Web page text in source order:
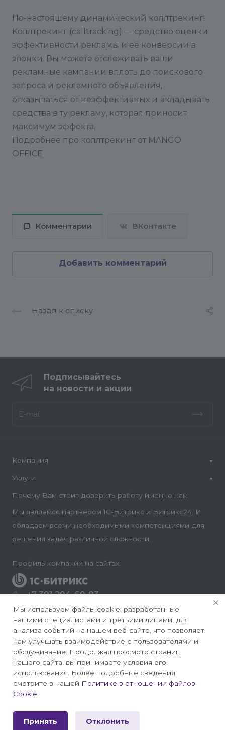
коллтрекинга в Личном кабинете MANGO
2. Верстка отображения номера должна быть
указана в стилях соответствующего блока сайта.
Модуль не изменяет эти стили, т.е. визуальное
отображение номера после включения модуля
коллтрекинга не изменяется.3. Номер для
отображения по умолчанию (на случай, если
перестал работать коллтрекинг) должен быть
указан в блоке на сайте. Т.е. удалять свой номер,
который был до установки модуля коллтрекинга
из кода сайта не нужно.
По-настоящему динамический коллтрекинг!
Коллтрекинг (calltracking) — средство оценки
эффективности рекламы и её конверсии в
звонки. Вы можете отслеживать ваши
рекламные кампании вплоть до поискового
запроса и рекламного объявления,
отказываться от неэффективных и вкладывать
средства в ту рекламу, которая приносит
максимум эффекта.
Подробнее про коллтрекинг от MANGO
OFFICE
Комментарии ВКонтакте
Добавить комментарий
Назад к списку
Подписывайтесь
на новости и акции
Компания
Услуги
Почему Вам стоит доверить работу именно нам
Мы являемся партнером 1С-Битрикс и Битрикс24. И
обладаем всеми необходимыми компетенциями для
решения задач различной сложности.
Профиль компании на сайтах:
+7 391 204-60-83
Заказать звонок
info@conversite.ru
г. Красноярск, ул. Ладо Кецховели 22а, офис 8-28/1
сайтов на 1С-Битрикс
Мы используем файлы cookie, разработанные
нашими специалистами и третьими лицами, для
анализа событий на нашем веб-сайте, что позволяет
нам улучшать взаимодействие с пользователями и
обслуживание. Продолжая просмотр страниц
нашего сайта, вы принимаете условия его
использования. Более подробные сведения
смотрите в нашей Политике в отношении файлов
Cookie
Принять Отклонить